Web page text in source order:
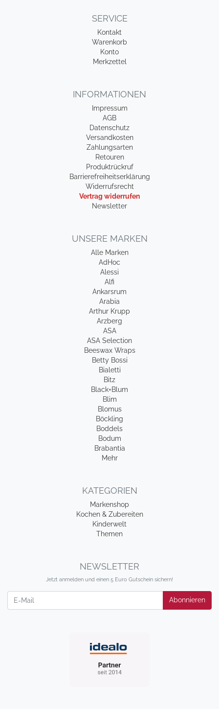
SERVICE
Kontakt
Warenkorb
Konto
Merkzettel
INFORMATIONEN
Impressum
AGB
Datenschutz
Versandkosten
Zahlungsarten
Retouren
Produktrückruf
Barrierefreiheitserklärung
Widerrufsrecht
Vertrag widerrufen
Newsletter
UNSERE MARKEN
Alle Marken
AdHoc
Alessi
Alfi
Ankarsrum
Arabia
Arthur Krupp
Arzberg
ASA
ASA Selection
Beeswax Wraps
Betty Bossi
Bialetti
Bitz
Black+Blum
Blim
Blomus
Böckling
Boddels
Bodum
Brabantia
Mehr
KATEGORIEN
Markenshop
Kochen & Zubereiten
Kinderwelt
Themen
NEWSLETTER
Jetzt anmelden und einen 5 Euro Gutschein sichern!
Abonnieren